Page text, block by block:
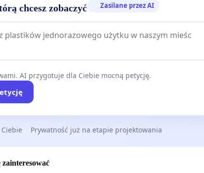
chcesz zobaczyć Zasilane przez AI
AI przygotuje dla Ciebie mocną petycję.
Prywatność już na etapie projektowania